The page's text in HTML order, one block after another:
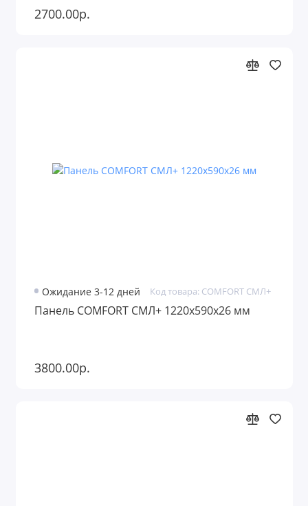
2700.00р.
Ожидание 3-12 дней Код товара: COMFORT СМЛ+
Панель COMFORT СМЛ+ 1220х590х26 мм
3800.00р.